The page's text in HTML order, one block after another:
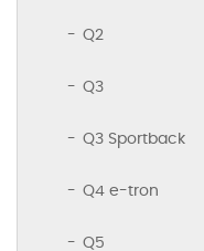
Q2
Q3
Q3 Sportback
Q4 e-tron
Q5